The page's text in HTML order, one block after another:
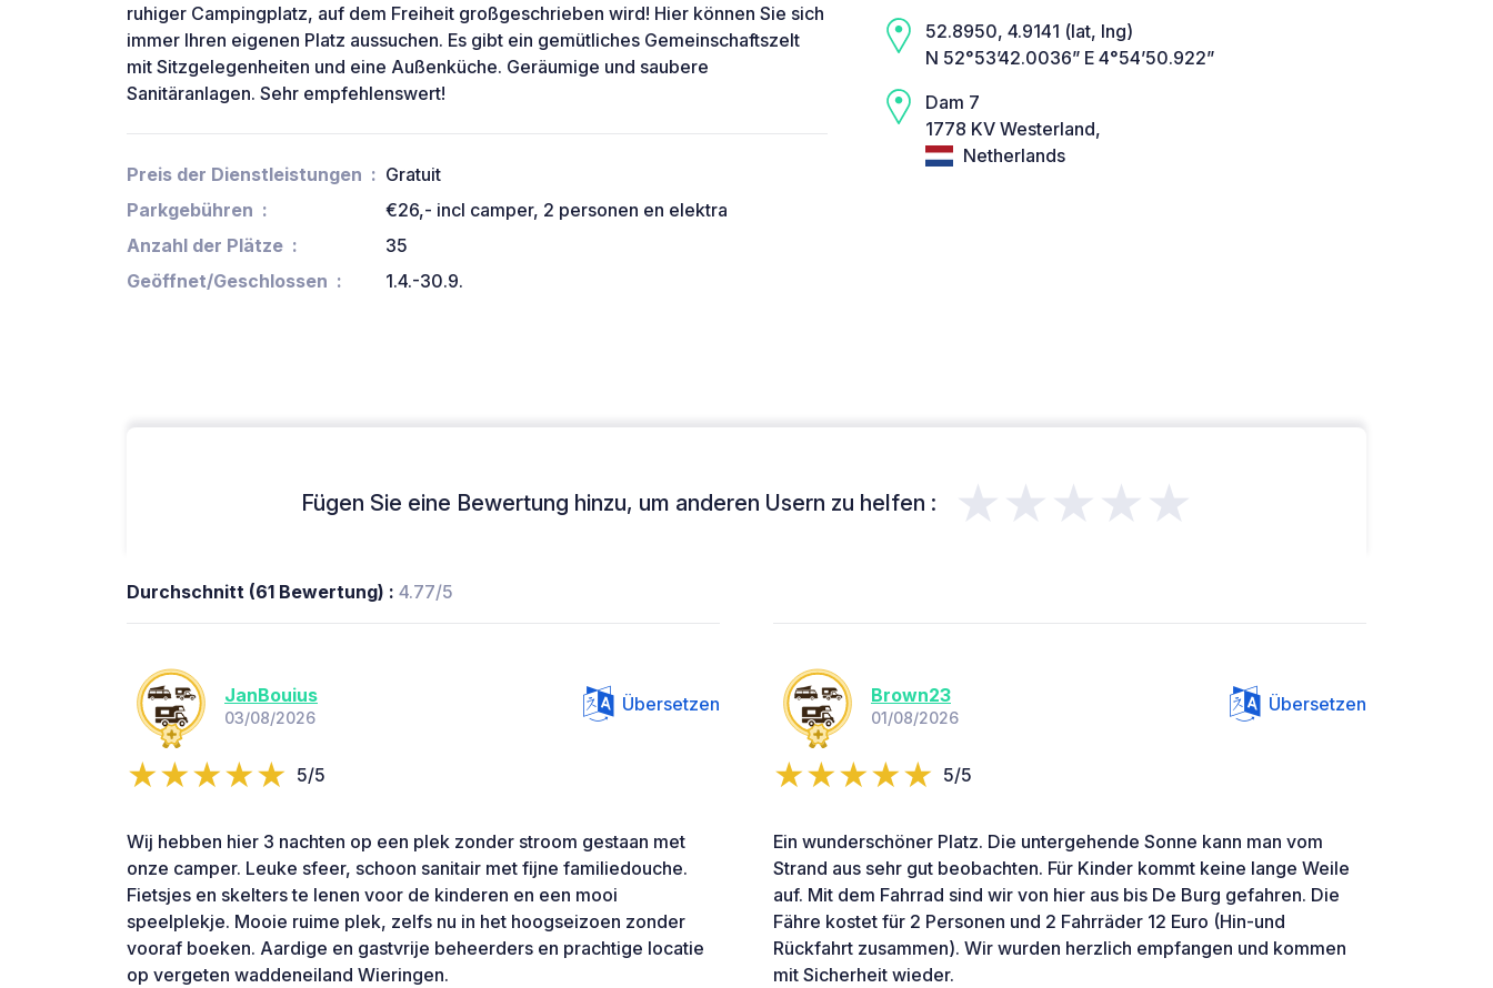
ruhiger Campingplatz, auf dem Freiheit großgeschrieben wird! Hier können Sie sich
immer Ihren eigenen Platz aussuchen. Es gibt ein gemütliches Gemeinschaftszelt
mit Sitzgelegenheiten und eine Außenküche. Geräumige und saubere
Sanitäranlagen. Sehr empfehlenswert!
Preis der Dienstleistungen
Gratuit
Parkgebühren
€26,- incl camper, 2 personen en elektra
Anzahl der Plätze
35
Geöffnet/Geschlossen
1.4.-30.9.
52.8950, 4.9141 (lat, lng)
N 52°53’42.0036” E 4°54’50.922”
Dam 7
1778 KV Westerland,
Netherlands
Fügen Sie eine Bewertung hinzu, um anderen Usern zu helfen : ★★★★★
Durchschnitt (61 Bewertung) : 4.77/5
JanBouius
03/08/2026
Übersetzen
5/5
Wij hebben hier 3 nachten op een plek zonder stroom gestaan met
onze camper. Leuke sfeer, schoon sanitair met fijne familiedouche.
Fietsjes en skelters te lenen voor de kinderen en een mooi
speelplekje. Mooie ruime plek, zelfs nu in het hoogseizoen zonder
vooraf boeken. Aardige en gastvrije beheerders en prachtige locatie
op vergeten waddeneiland Wieringen.
Brown23
01/08/2026
Übersetzen
5/5
Ein wunderschöner Platz. Die untergehende Sonne kann man vom
Strand aus sehr gut beobachten. Für Kinder kommt keine lange Weile
auf. Mit dem Fahrrad sind wir von hier aus bis De Burg gefahren. Die
Fähre kostet für 2 Personen und 2 Fahrräder 12 Euro (Hin-und
Rückfahrt zusammen). Wir wurden herzlich empfangen und kommen
mit Sicherheit wieder.